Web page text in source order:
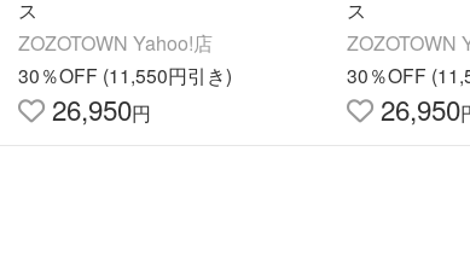
ス
ZOZOTOWN Yahoo!店
30％OFF (11,550円引き)
26,950円
ス
ZOZOTOWN
30％OFF
26,950